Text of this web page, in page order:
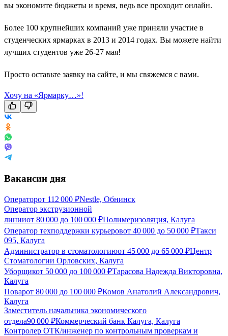
вы экономите бюджеты и время, ведь все проходит онлайн.
Более 100 крупнейших компаний уже приняли участие в
студенческих ярмарках в 2013 и 2014 годах. Вы можете найти
лучших студентов уже 26-27 мая!
Просто оставьте заявку на сайте, и мы свяжемся с вами.
Хочу на «Ярмарку…»!
Вакансии дня
Операторот 112 000 ₽Nestle, Обнинск
Оператор экструзионной
линииот 80 000 до 100 000 ₽Полимеризоляция, Калуга
Оператор техподдержки курьеровот 40 000 до 50 000 ₽Такси
095, Калуга
Администратор в стоматологиюот 45 000 до 65 000 ₽Центр
Стоматологии Орловских, Калуга
Уборщикот 50 000 до 100 000 ₽Тарасова Надежда Викторовна,
Калуга
Поварот 80 000 до 100 000 ₽Комов Анатолий Александрович,
Калуга
Заместитель начальника экономического
отдела90 000 ₽Коммерческий банк Калуга, Калуга
Контролер ОТК/инженер по контрольным проверкам и